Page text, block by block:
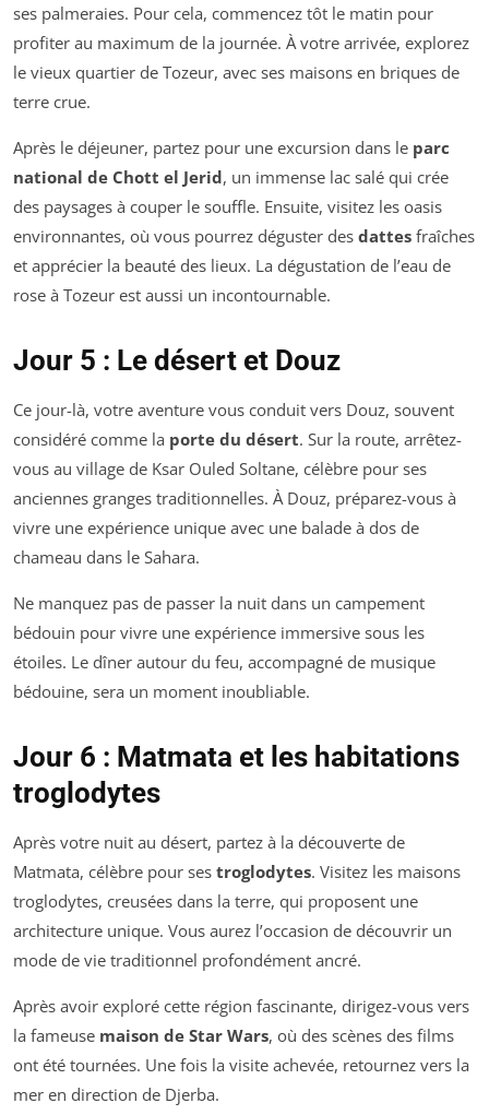
ses palmeraies. Pour cela, commencez tôt le matin pour
profiter au maximum de la journée. À votre arrivée, explorez
le vieux quartier de Tozeur, avec ses maisons en briques de
terre crue.
Après le déjeuner, partez pour une excursion dans le parc
national de Chott el Jerid, un immense lac salé qui crée
des paysages à couper le souffle. Ensuite, visitez les oasis
environnantes, où vous pourrez déguster des dattes fraîches
et apprécier la beauté des lieux. La dégustation de l’eau de
rose à Tozeur est aussi un incontournable.
Jour 5 : Le désert et Douz
Ce jour-là, votre aventure vous conduit vers Douz, souvent
considéré comme la porte du désert. Sur la route, arrêtez-
vous au village de Ksar Ouled Soltane, célèbre pour ses
anciennes granges traditionnelles. À Douz, préparez-vous à
vivre une expérience unique avec une balade à dos de
chameau dans le Sahara.
Ne manquez pas de passer la nuit dans un campement
bédouin pour vivre une expérience immersive sous les
étoiles. Le dîner autour du feu, accompagné de musique
bédouine, sera un moment inoubliable.
Jour 6 : Matmata et les habitations
troglodytes
Après votre nuit au désert, partez à la découverte de
Matmata, célèbre pour ses troglodytes. Visitez les maisons
troglodytes, creusées dans la terre, qui proposent une
architecture unique. Vous aurez l’occasion de découvrir un
mode de vie traditionnel profondément ancré.
Après avoir exploré cette région fascinante, dirigez-vous vers
la fameuse maison de Star Wars, où des scènes des films
ont été tournées. Une fois la visite achevée, retournez vers la
mer en direction de Djerba.